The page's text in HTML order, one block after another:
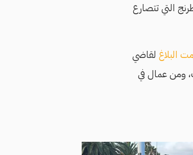
التي تتصارع
البلاغلقاضي
ومن عمال في